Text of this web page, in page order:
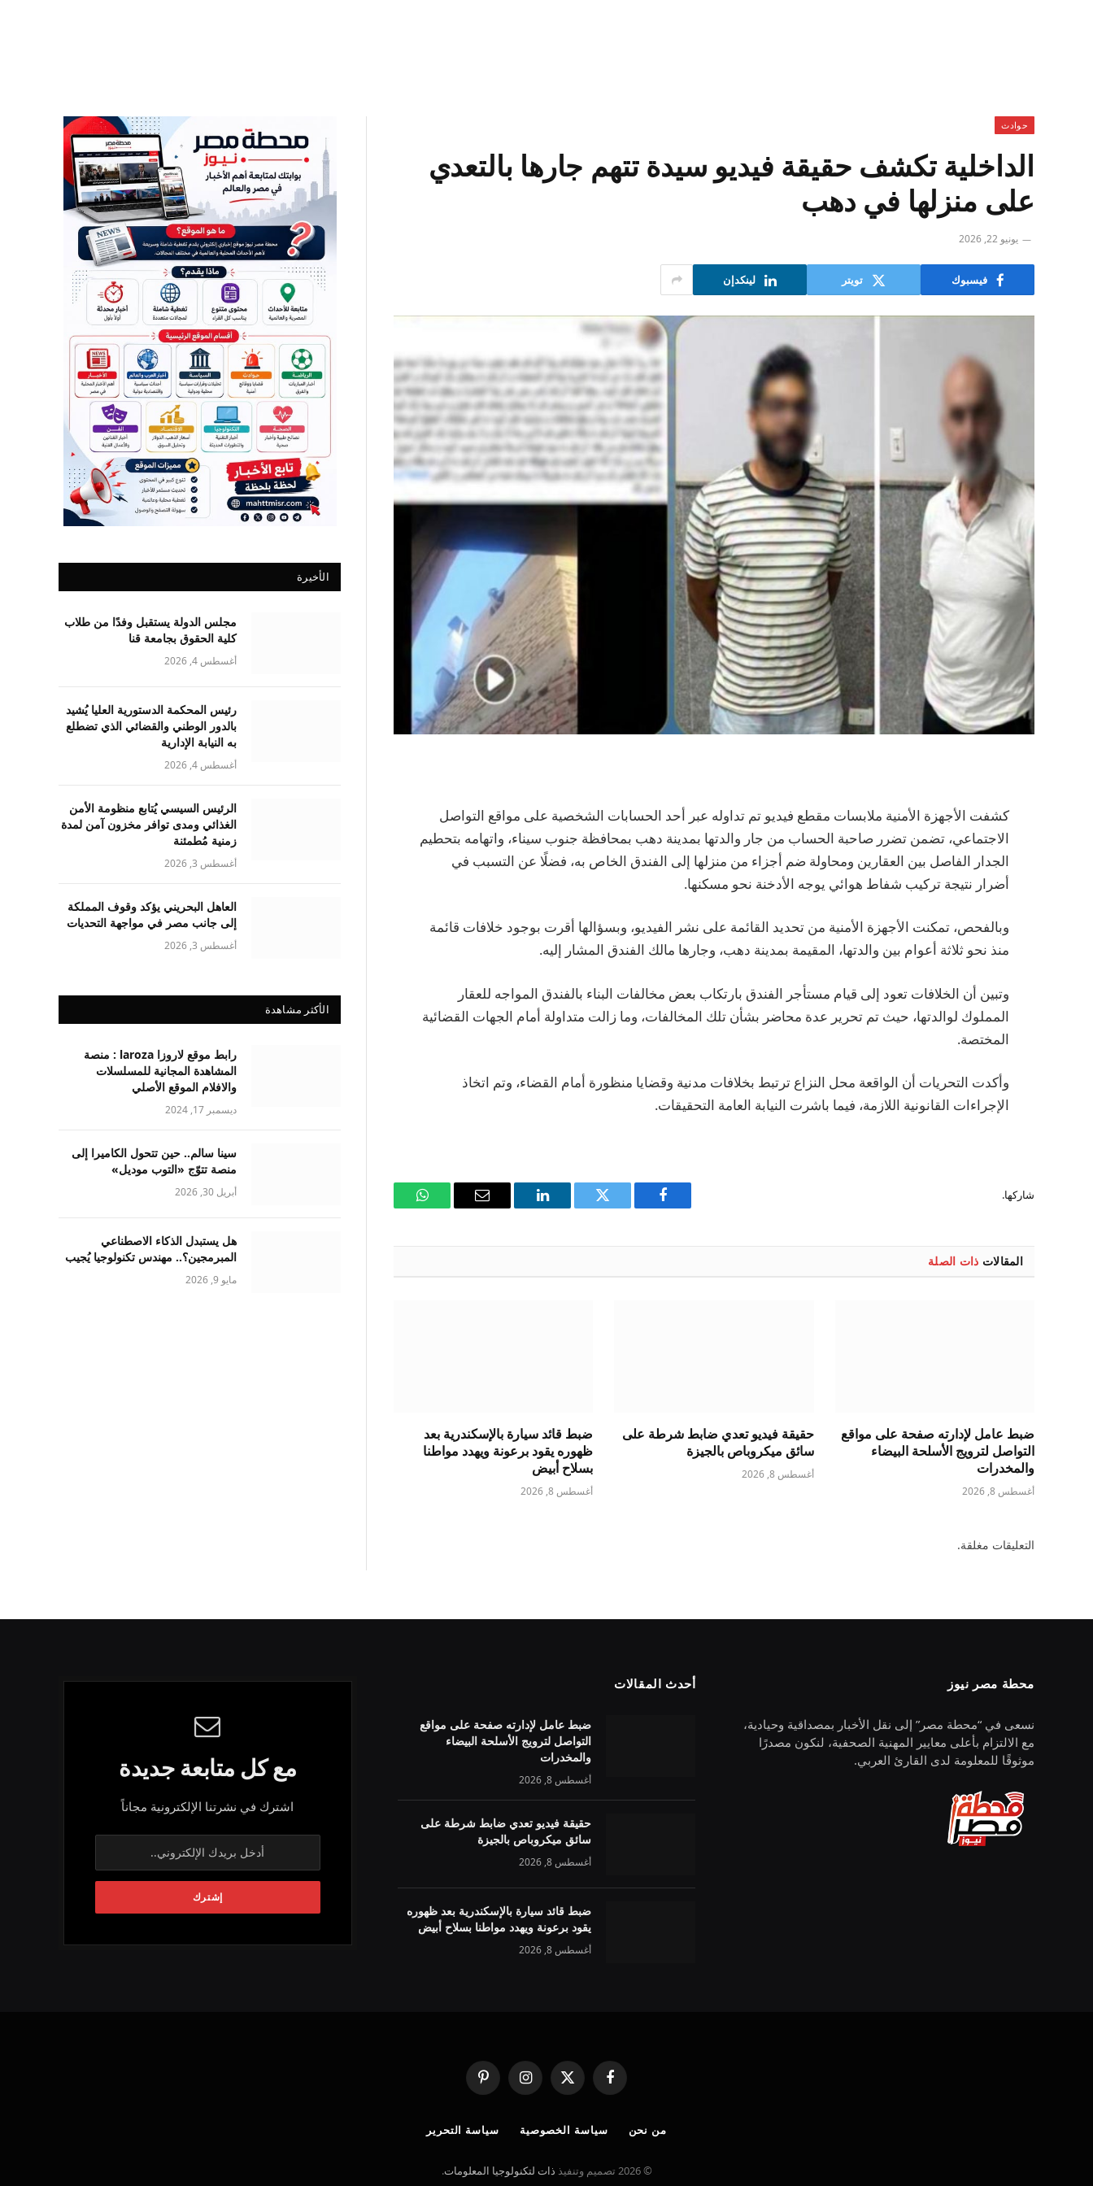
حوادث
الداخلية تكشف حقيقة فيديو سيدة تتهم جارها بالتعدي
على منزلها في دهب
يونيو 22, 2026
فيسبوك تويتر لينكدإن
كشفت الأجهزة الأمنية ملابسات مقطع فيديو تم تداوله عبر أحد الحسابات الشخصية على مواقع التواصل
الاجتماعي، تضمن تضرر صاحبة الحساب من جار والدتها بمدينة دهب بمحافظة جنوب سيناء، واتهامه بتحطيم
الجدار الفاصل بين العقارين ومحاولة ضم أجزاء من منزلها إلى الفندق الخاص به، فضلًا عن التسبب في
أضرار نتيجة تركيب شفاط هوائي يوجه الأدخنة نحو مسكنها.
وبالفحص، تمكنت الأجهزة الأمنية من تحديد القائمة على نشر الفيديو، وبسؤالها أقرت بوجود خلافات قائمة
منذ نحو ثلاثة أعوام بين والدتها، المقيمة بمدينة دهب، وجارها مالك الفندق المشار إليه.
وتبين أن الخلافات تعود إلى قيام مستأجر الفندق بارتكاب بعض مخالفات البناء بالفندق المواجه للعقار
المملوك لوالدتها، حيث تم تحرير عدة محاضر بشأن تلك المخالفات، وما زالت متداولة أمام الجهات القضائية
المختصة.
وأكدت التحريات أن الواقعة محل النزاع ترتبط بخلافات مدنية وقضايا منظورة أمام القضاء، وتم اتخاذ
الإجراءات القانونية اللازمة، فيما باشرت النيابة العامة التحقيقات.
شاركها.
فيسبوك
تويتر لينكدإن
البريد
واتساب
المقالات ذات الصلة
ضبط عامل لإدارته صفحة على مواقع
التواصل لترويج الأسلحة البيضاء
والمخدرات
أغسطس 8, 2026
حقيقة فيديو تعدي ضابط شرطة على
سائق ميكروباص بالجيزة
أغسطس 8, 2026
ضبط قائد سيارة بالإسكندرية بعد
ظهوره يقود برعونة ويهدد مواطنا
بسلاح أبيض
أغسطس 8, 2026
التعليقات مغلقة.
الأخيرة
مجلس الدولة يستقبل وفدًا من طلاب
كلية الحقوق بجامعة قنا
أغسطس 4, 2026
رئيس المحكمة الدستورية العليا يُشيد
بالدور الوطني والقضائي الذي تضطلع
به النيابة الإدارية
أغسطس 4, 2026
الرئيس السيسي يُتابع منظومة الأمن
الغذائي ومدى توافر مخزون آمن لمدة
زمنية مُطمئنة
أغسطس 3, 2026
العاهل البحريني يؤكد وقوف المملكة
إلى جانب مصر في مواجهة التحديات
أغسطس 3, 2026
الأكثر مشاهدة
رابط موقع لاروزا laroza : منصة
المشاهدة المجانية للمسلسلات
والافلام الموقع الأصلي
ديسمبر 17, 2024
سينا سالم.. حين تتحول الكاميرا إلى
منصة تتوّج «التوب موديل»
أبريل 30, 2026
هل يستبدل الذكاء الاصطناعي
المبرمجين؟.. مهندس تكنولوجيا يُجيب
مايو 9, 2026
محطة مصر نيوز
نسعى في “محطة مصر” إلى نقل الأخبار بمصداقية وحيادية،
مع الالتزام بأعلى معايير المهنية الصحفية، لنكون مصدرًا
موثوقًا للمعلومة لدى القارئ العربي.
أحدث المقالات
ضبط عامل لإدارته صفحة على مواقع
التواصل لترويج الأسلحة البيضاء
والمخدرات
أغسطس 8, 2026
حقيقة فيديو تعدي ضابط شرطة على
سائق ميكروباص بالجيزة
أغسطس 8, 2026
ضبط قائد سيارة بالإسكندرية بعد ظهوره
يقود برعونة ويهدد مواطنا بسلاح أبيض
أغسطس 8, 2026
مع كل متابعة جديدة
اشترك في نشرتنا الإلكترونية مجاناً
فيسبوك
X
(Twitter)
الانستغرامبينتيريست
من نحن سياسة الخصوصية سياسة التحرير
© 2026 تصميم وتنفيذ ذات لتكنولوجيا المعلومات.